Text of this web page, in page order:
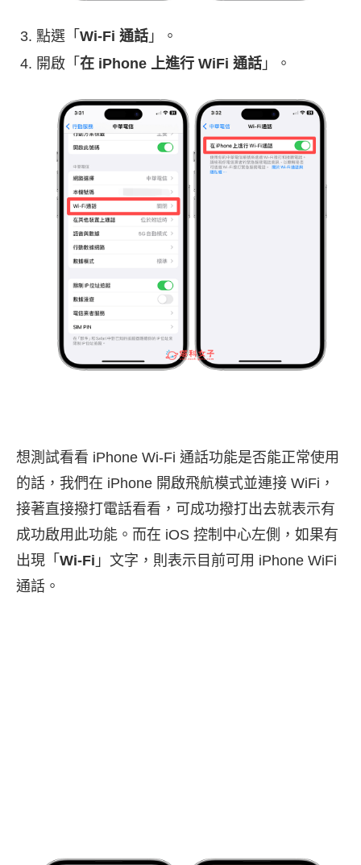
點選「 Wi-Fi 通話 」。
開啟「 在 iPhone 上進行 WiFi 通話 」。
想測試看看 iPhone Wi-Fi 通話功能是否能正常使用
的話，我們在 iPhone 開啟飛航模式並連接 WiFi，
接著直接撥打電話看看，可成功撥打出去就表示有
成功啟用此功能。而在 iOS 控制中心左側，如果有
出現「 Wi-Fi 」文字，則表示目前可用 iPhone WiFi
通話。